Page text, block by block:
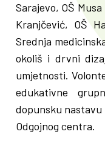
Sarajevo, OŠ
Kranjčević, OŠ
Srednja
okoliš i drvni
umjetnosti.
edukativne
dopunsku nastavu
Odgojnog centra.